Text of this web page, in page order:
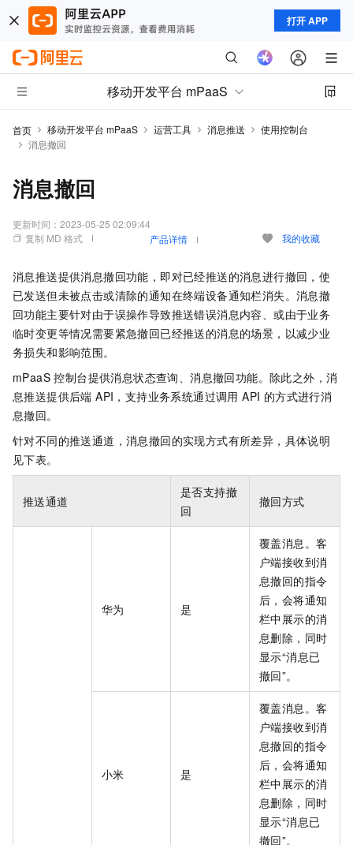
打开 APP
移动开发平台 mPaaS
首页 移动开发平台 mPaaS 运营工具 消息推送
使用控制台
消息撤回
消息撤回
更新时间： 2023-05-25 02:09:44
复制 MD 格式
产品详情 我的收藏
消息推送提供消息撤回功能，即对已经推送的消息进行撤回，使
已发送但未被点击或清除的通知在终端设备通知栏消失。消息撤
回功能主要针对由于误操作导致推送错误消息内容、或由于业务
临时变更等情况需要紧急撤回已经推送的消息的场景，以减少业
务损失和影响范围。
mPaaS 控制台提供消息状态查询、消息撤回功能。除此之外，消
息推送提供后端 API，支持业务系统通过调用 API 的方式进行消
息撤回。
针对不同的推送通道，消息撤回的实现方式有所差异，具体说明
见下表。
推送通道
是否支持撤
回
撤回方式
华为 是
覆盖消息。客
户端接收到消
息撤回的指令
后，会将通知
栏中展示的消
息删除，同时
显示“消息已
撤回”。
小米 是
覆盖消息。客
户端接收到消
息撤回的指令
后，会将通知
栏中展示的消
息删除，同时
显示“消息已
撤回”。